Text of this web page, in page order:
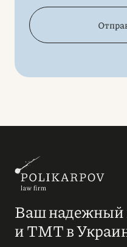
Ваш надежный
и ТМТ в